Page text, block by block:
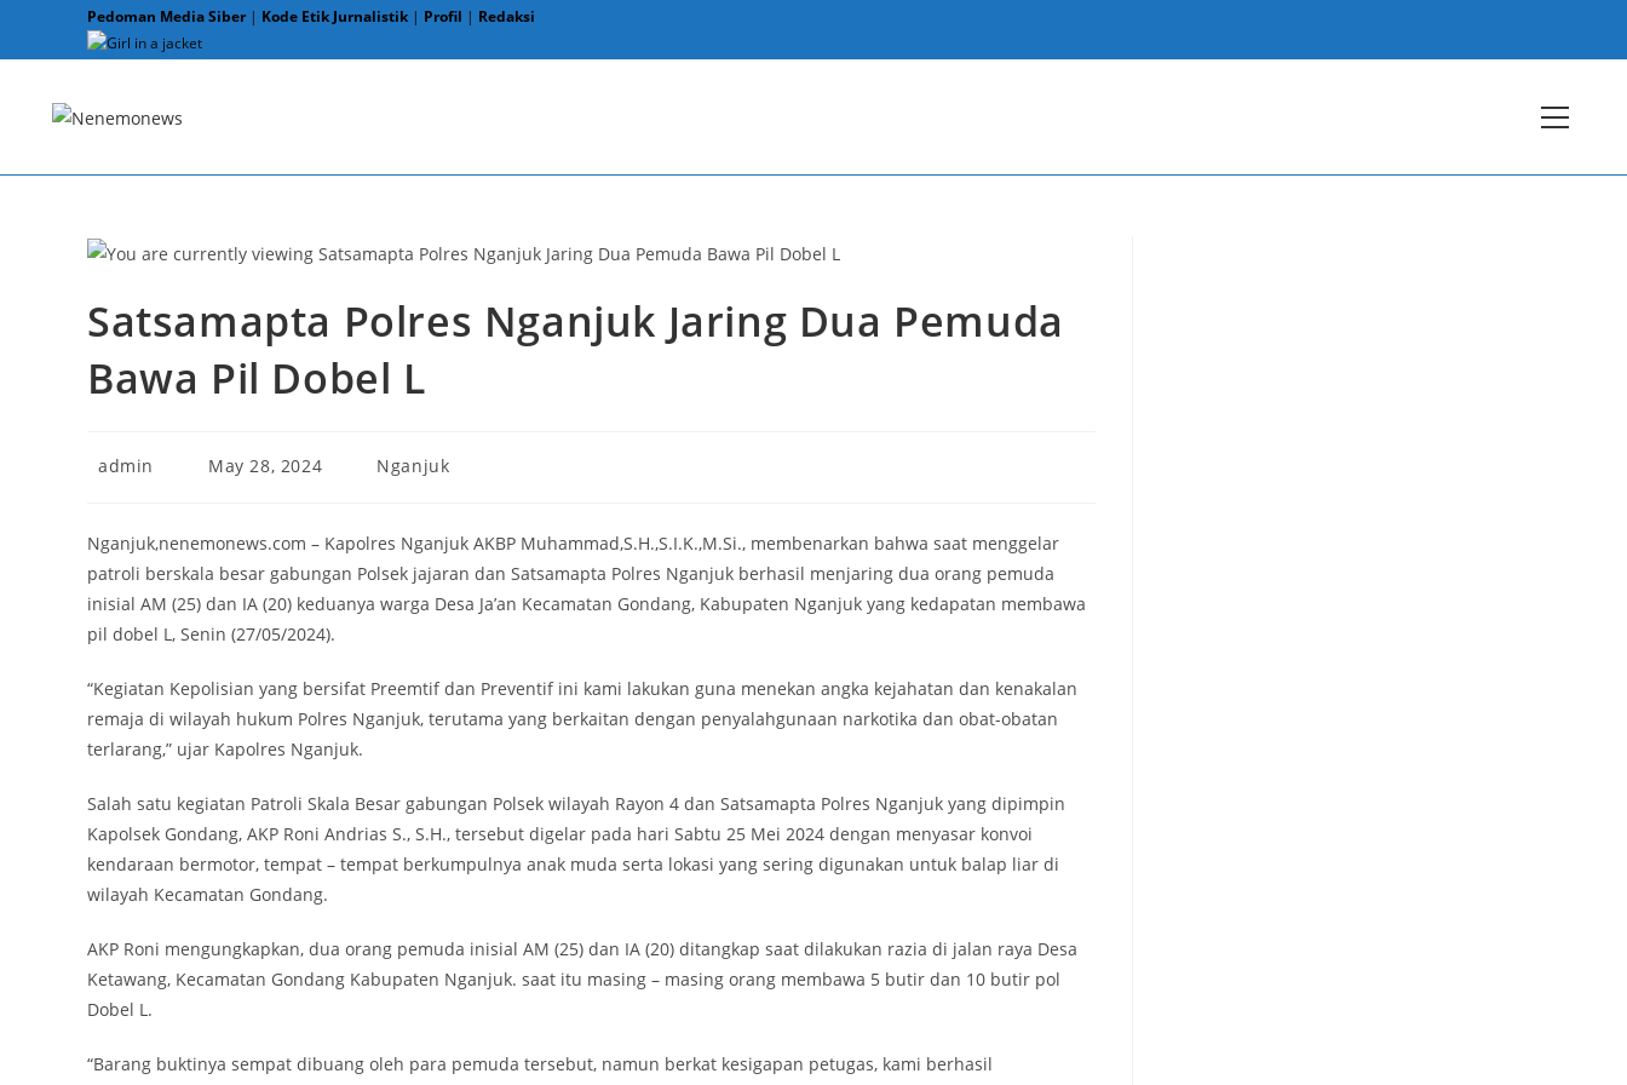
Pedoman Media Siber| Kode Etik Jurnalistik | Profil | Redaksi
View
Menu
Satsamapta Polres Nganjuk Jaring Dua Pemuda
Bawa Pil Dobel L
Post
admin
Post
published:
May 28, 2024
Post
category:
Nganjuk
Nganjuk,nenemonews.com – Kapolres Nganjuk AKBP Muhammad,S.H.,S.I.K.,M.Si., membenarkan bahwa saat menggelar
patroli berskala besar gabungan Polsek jajaran dan Satsamapta Polres Nganjuk berhasil menjaring dua orang pemuda
inisial AM (25) dan IA (20) keduanya warga Desa Ja’an Kecamatan Gondang, Kabupaten Nganjuk yang kedapatan membawa
pil dobel L, Senin (27/05/2024).
“Kegiatan Kepolisian yang bersifat Preemtif dan Preventif ini kami lakukan guna menekan angka kejahatan dan kenakalan
remaja di wilayah hukum Polres Nganjuk, terutama yang berkaitan dengan penyalahgunaan narkotika dan obat-obatan
terlarang,” ujar Kapolres Nganjuk.
Salah satu kegiatan Patroli Skala Besar gabungan Polsek wilayah Rayon 4 dan Satsamapta Polres Nganjuk yang dipimpin
Kapolsek Gondang, AKP Roni Andrias S., S.H., tersebut digelar pada hari Sabtu 25 Mei 2024 dengan menyasar konvoi
kendaraan bermotor, tempat – tempat berkumpulnya anak muda serta lokasi yang sering digunakan untuk balap liar di
wilayah Kecamatan Gondang.
AKP Roni mengungkapkan, dua orang pemuda inisial AM (25) dan IA (20) ditangkap saat dilakukan razia di jalan raya Desa
Ketawang, Kecamatan Gondang Kabupaten Nganjuk. saat itu masing – masing orang membawa 5 butir dan 10 butir pol
Dobel L.
“Barang buktinya sempat dibuang oleh para pemuda tersebut, namun berkat kesigapan petugas, kami berhasil